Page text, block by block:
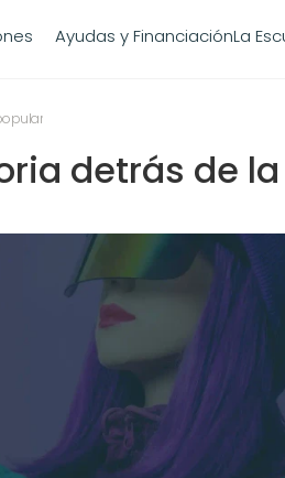
detrás de
Ayudas y FinanciaciónLa